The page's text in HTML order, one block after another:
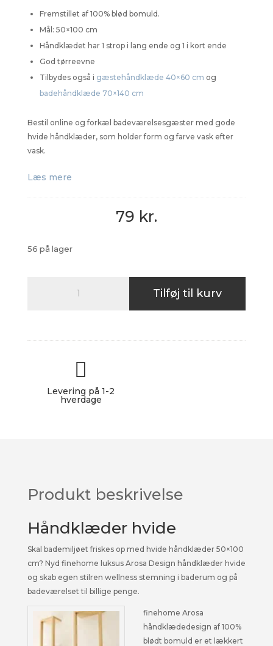
Fremstillet af 100% blød bomuld.
Mål: 50×100 cm
Håndklædet har 1 strop i lang ende og 1 i kort ende
God tørreevne
Tilbydes også i gæstehåndklæde 40×60 cm og
badehåndklæde 70×140 cm
Bestil online og forkæl badeværelsesgæster med gode
hvide håndklæder, som holder form og farve vask efter
vask.
Læs mere
79 kr.
56 på lager
Arosa
Tilføj til kurv

Levering på 1-2
hverdage
Produkt beskrivelse
Håndklæder hvide
Skal bademiljøet friskes op med hvide håndklæder 50×100
cm? Nyd finehome luksus Arosa Design håndklæder hvide
og skab egen stilren wellness stemning i baderum og på
badeværelset til billige penge.
finehome Arosa
håndklædedesign af 100%
blødt bomuld er et lækkert